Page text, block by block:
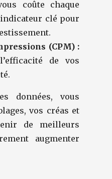
coûte chaque
indicateur clé pour
(CPM) :
de vos
données, vous
vos créas et
de meilleurs
augmenter